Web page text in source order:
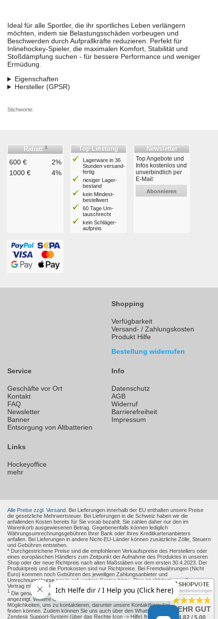
Ideal für alle Sportler, die ihr sportliches Leben verlängern
möchten, indem sie Belastungsschäden vorbeugen und
Beschwerden durch Aufprallkräfte reduzieren. Perfekt für
Inlinehockey-Spieler, die maximalen Komfort, Stabilität und
Stoßdämpfung suchen - für bessere Performance und weniger
Ermüdung.
Eigenschaften
Hersteller (GPSR)
Stichworte:
Rabatt 1
600 €
2%
1000 €
4%
Top Leistung
Lagerware in 36
Stunden ver­sand­
fertig
riesiger Lager­
bestand
kein Mindest­
bestell­wert
60 Tage Um­
tausch­recht
kein Schläger­
aufpreis
Newsletter
Top Angebote und
Infos kostenlos und
unverbindlich per
E-Mail:
Abonnieren
Shopping
Verfügbarkeit
Versand- / Zahlungskosten
Produkt Hilfe
Bestellung widerrufen
Service
Geschäfte vor Ort
Kontakt
FAQ
Newsletter
Banner
Entsorgung von Altbatterien
Info
Datenschutz
AGB
Widerruf
Barrierefreiheit
Impressum
Links
Hockeyoffice
mehr
Alle Preise zzgl. Versand. Bei Lieferungen innerhalb der EU enthalten unsere Preise
die gesetzliche Mehrwertsteuer. Bei Lieferungen in die Schweiz haben wir die
anfallenden Kosten bereits für Sie vorab bezahlt. Sie zahlen daher nur den im
Warenkorb ausgewiesenen Betrag. Gegebenenfalls können lediglich
Währungsumrechnungsgebühren Ihrer Bank oder Ihres Kreditkartenanbieters
anfallen. Bei Lieferungen in andere Nicht-EU-Länder können zusätzliche Zölle, Steuern
und Gebühren entstehen.
* Durchgestrichene Preise sind die empfohlenen Verkaufspreise des Herstellers oder
eines europäischen Händlers zum Zeitpunkt der Aufnahme des Produktes in unseren
Shop oder der neue Richtpreis nach alten Maßstäben vor dem ersten 30.4.2023. Der
Produktpreis und die Portokosten sind nur Richtpreise. Bei Fremdwährungen (Nicht
Euro) kommen noch Gebühren des jeweiligen Zahlungsanbieter und
Umrechnungskurse sowie ggf. weitere Kosten hinzu. Dies ist abhängig von Ihren
Vertrag mit den Zahlungsanbieter.
1 Die genaue Höhe des Rabattes wird Ihnen auf der Produkt-Seite und im Warenkorb
angezeigt. Weitere Online-Kommunikationsmittel: Sie haben verschiedene
Möglichkeiten, uns zu kontaktieren, darunter unsere Kontaktformulare, die Siehier
finden können. Zudem können Sie uns auch über den WhatsApp Messenger oder das
Zendesk Support-System (über das Rechte Icon -> Hilfe) freiwillig erreichen.
Kundenbewertungen
SEHR GUT
4.82 / 5.00